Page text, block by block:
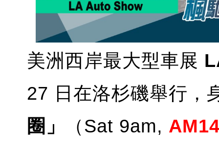
美洲西岸最大型車展
27 日在洛杉磯舉行，
圈」
（Sat 9am,